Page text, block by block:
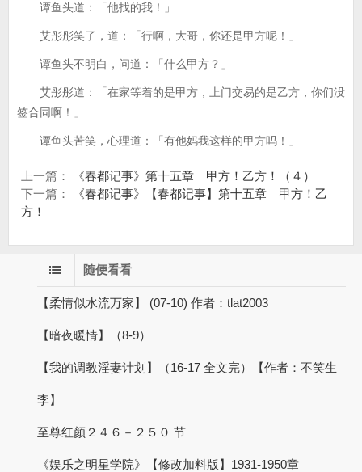
谭鱼头道：「他找的我！」
艾彤彤笑了，道：「行啊，大哥，你还是甲方呢！」
谭鱼头不明白，问道：「什么甲方？」
艾彤彤道：「在家等着的是甲方，上门交易的是乙方，你们没
签合同啊！」
谭鱼头苦笑，心理道：「有他妈我这样的甲方吗！」
上一篇：
《春都记事》第十五章 甲方！乙方！（４）
下一篇：
《春都记事》【春都记事】第十五章 甲方！乙
方！
随便看看
【柔情似水流万家】 (07-10) 作者：tlat2003
【暗夜暖情】（8-9）
【我的调教淫妻计划】（16-17 全文完）【作者：不笑生
李】
至尊红颜２４６－２５０ 节
《娱乐之明星学院》【修改加料版】1931-1950章